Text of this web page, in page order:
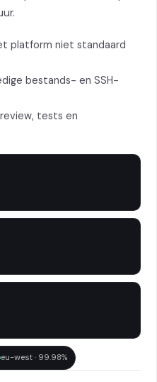
platform niet standaard
bestands- en SSH-
tests en
eu-west · 99.98%